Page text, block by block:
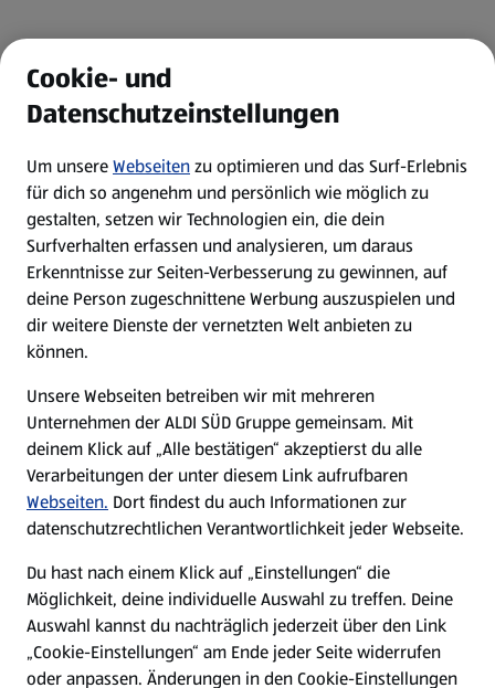
Cookie- und
Datenschutzeinstellungen
Um unsereWebseitenzu optimieren und das Surf-Erlebnis
für dich so angenehm und persönlich wie möglich zu
gestalten, setzen wir Technologien ein, die dein
Surfverhalten erfassen und analysieren, um daraus
Erkenntnisse zur Seiten-Verbesserung zu gewinnen, auf
deine Person zugeschnittene Werbung auszuspielen und
dir weitere Dienste der vernetzten Welt anbieten zu
können.
Unsere Webseiten betreiben wir mit mehreren
Unternehmen der ALDI SÜD Gruppe gemeinsam. Mit
deinem Klick auf „Alle bestätigen“ akzeptierst du alle
Verarbeitungen der unter diesem Link aufrufbaren
Webseiten. Dort findest du auch Informationen zur
datenschutzrechtlichen Verantwortlichkeit jeder Webseite.
Du hast nach einem Klick auf „Einstellungen“ die
Möglichkeit, deine individuelle Auswahl zu treffen. Deine
Auswahl kannst du nachträglich jederzeit über den Link
„Cookie-Einstellungen“ am Ende jeder Seite widerrufen
oder anpassen. Änderungen in den Cookie-Einstellungen